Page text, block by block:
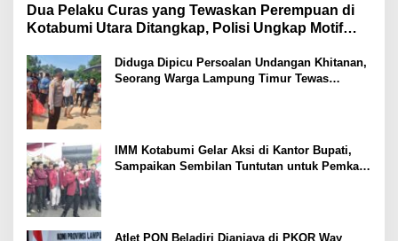
Dua Pelaku Curas yang Tewaskan Perempuan di
Kotabumi Utara Ditangkap, Polisi Ungkap Motif
Diduga Dipicu Persoalan Undangan Khitanan,
Seorang Warga Lampung Timur Tewas
IMM Kotabumi Gelar Aksi di Kantor Bupati,
Sampaikan Sembilan Tuntutan untuk Pemkab
Atlet PON Beladiri Dianiaya di PKOR Way